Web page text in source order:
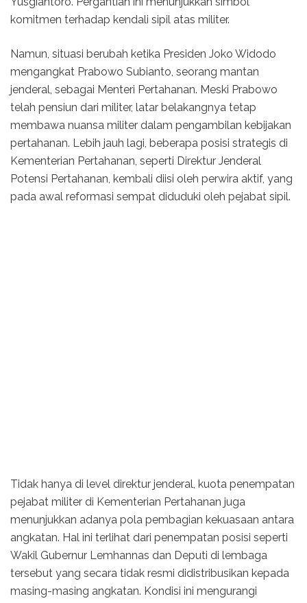
komitmen terhadap kendali sipil atas militer.
Namun, situasi berubah ketika Presiden Joko Widodo
mengangkat Prabowo Subianto, seorang mantan
jenderal, sebagai Menteri Pertahanan. Meski Prabowo
telah pensiun dari militer, latar belakangnya tetap
membawa nuansa militer dalam pengambilan kebijakan
pertahanan. Lebih jauh lagi, beberapa posisi strategis di
Kementerian Pertahanan, seperti Direktur Jenderal
Potensi Pertahanan, kembali diisi oleh perwira aktif, yang
pada awal reformasi sempat diduduki oleh pejabat sipil.
Tidak hanya di level direktur jenderal, kuota penempatan
pejabat militer di Kementerian Pertahanan juga
menunjukkan adanya pola pembagian kekuasaan antara
angkatan. Hal ini terlihat dari penempatan posisi seperti
Wakil Gubernur Lemhannas dan Deputi di lembaga
tersebut yang secara tidak resmi didistribusikan kepada
masing-masing angkatan. Kondisi ini mengurangi